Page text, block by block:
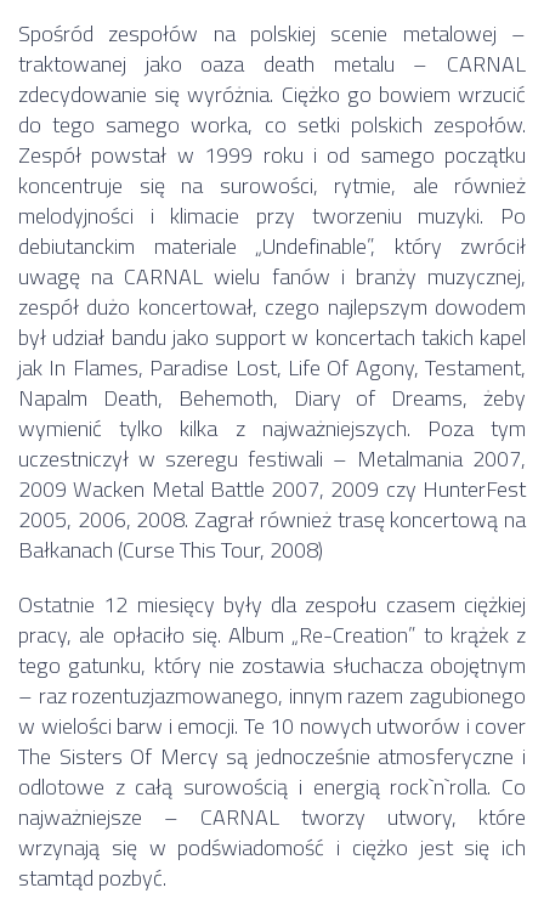
Spośród zespołów na polskiej scenie metalowej –
traktowanej jako oaza death metalu – CARNAL
zdecydowanie się wyróżnia. Ciężko go bowiem wrzucić
do tego samego worka, co setki polskich zespołów.
Zespół powstał w 1999 roku i od samego początku
koncentruje się na surowości, rytmie, ale również
melodyjności i klimacie przy tworzeniu muzyki. Po
debiutanckim materiale „Undefinable”, który zwrócił
uwagę na CARNAL wielu fanów i branży muzycznej,
zespół dużo koncertował, czego najlepszym dowodem
był udział bandu jako support w koncertach takich kapel
jak In Flames, Paradise Lost, Life Of Agony, Testament,
Napalm Death, Behemoth, Diary of Dreams, żeby
wymienić tylko kilka z najważniejszych. Poza tym
uczestniczył w szeregu festiwali – Metalmania 2007,
2009 Wacken Metal Battle 2007, 2009 czy HunterFest
2005, 2006, 2008. Zagrał również trasę koncertową na
Bałkanach (Curse This Tour, 2008)
Ostatnie 12 miesięcy były dla zespołu czasem ciężkiej
pracy, ale opłaciło się. Album „Re-Creation” to krążek z
tego gatunku, który nie zostawia słuchacza obojętnym
– raz rozentuzjazmowanego, innym razem zagubionego
w wielości barw i emocji. Te 10 nowych utworów i cover
The Sisters Of Mercy są jednocześnie atmosferyczne i
odlotowe z całą surowością i energią rock`n`rolla. Co
najważniejsze – CARNAL tworzy utwory, które
wrzynają się w podświadomość i ciężko jest się ich
stamtąd pozbyć.